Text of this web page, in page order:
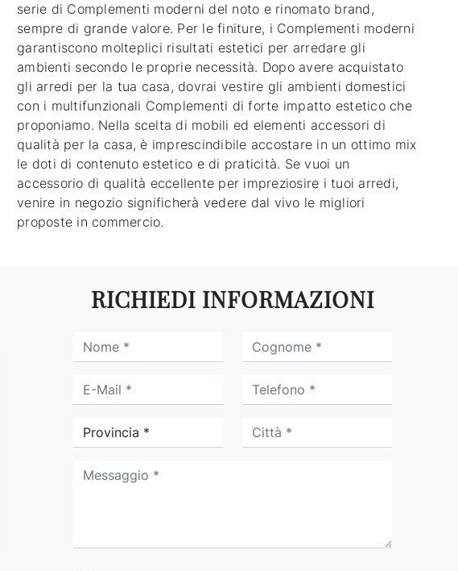
serie di Complementi moderni del noto e rinomato brand,
sempre di grande valore. Per le finiture, i Complementi moderni
garantiscono molteplici risultati estetici per arredare gli
ambienti secondo le proprie necessità. Dopo avere acquistato
gli arredi per la tua casa, dovrai vestire gli ambienti domestici
con i multifunzionali Complementi di forte impatto estetico che
proponiamo. Nella scelta di mobili ed elementi accessori di
qualità per la casa, è imprescindibile accostare in un ottimo mix
le doti di contenuto estetico e di praticità. Se vuoi un
accessorio di qualità eccellente per impreziosire i tuoi arredi,
venire in negozio significherà vedere dal vivo le migliori
proposte in commercio.
RICHIEDI INFORMAZIONI